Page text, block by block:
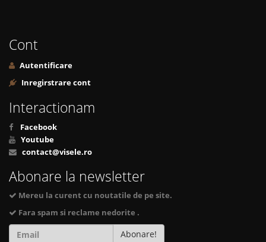
Cont
Autentificare
Inregirstrare cont
Interactionam
Facebook
Youtube
contact@visele.ro
Abonare la newsletter
Mereu la curent cu noutatile de pe site.
Fara spam si reclame nedorite .
Abonare!